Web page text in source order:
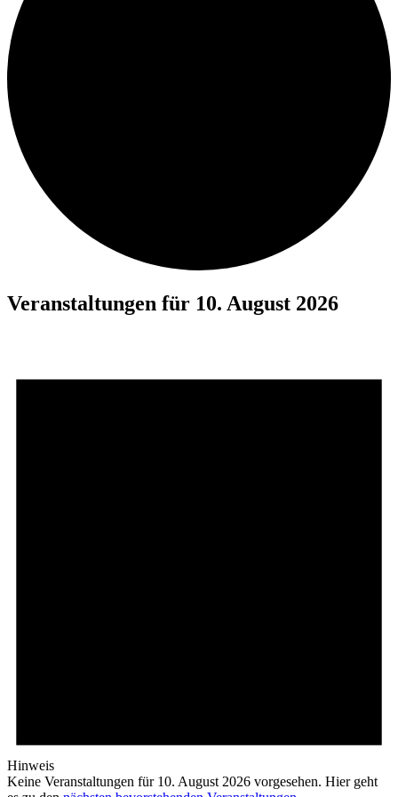
Veranstaltungen für 10. August 2026
Hinweis
Keine Veranstaltungen für 10. August 2026 vorgesehen. Hier geht